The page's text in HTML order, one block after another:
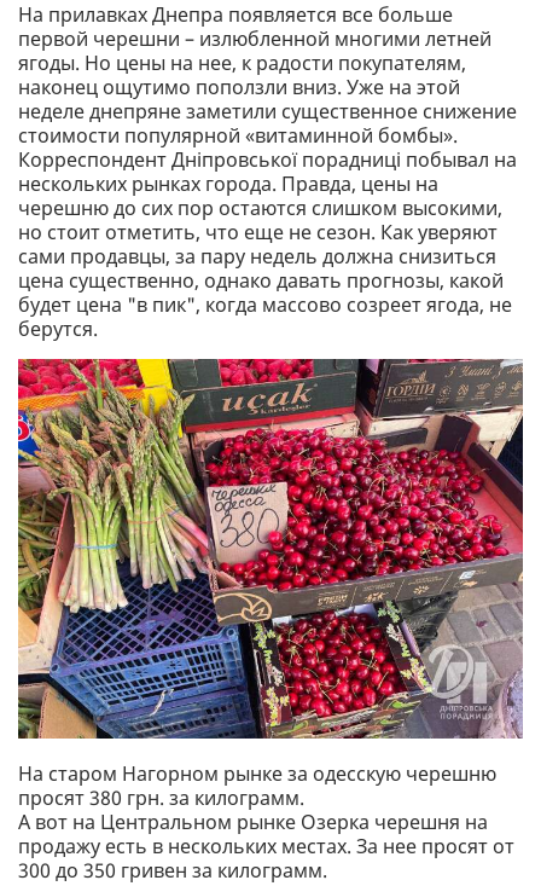
На прилавках Днепра появляется все больше
первой черешни – излюбленной многими летней
ягоды. Но цены на нее, к радости покупателям,
наконец ощутимо поползли вниз. Уже на этой
неделе днепряне заметили существенное снижение
стоимости популярной «витаминной бомбы».
Корреспондент Дніпровської порадниці побывал на
нескольких рынках города. Правда, цены на
черешню до сих пор остаются слишком высокими,
но стоит отметить, что еще не сезон. Как уверяют
сами продавцы, за пару недель должна снизиться
цена существенно, однако давать прогнозы, какой
будет цена "в пик", когда массово созреет ягода, не
берутся.
На старом Нагорном рынке за одесскую черешню
просят 380 грн. за килограмм.
А вот на Центральном рынке Озерка черешня на
продажу есть в нескольких местах. За нее просят от
300 до 350 гривен за килограмм.